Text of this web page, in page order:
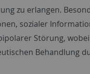
zu erlangen.
sozialer
Störung,
Behandlung